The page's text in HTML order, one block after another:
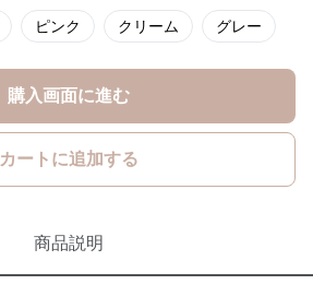
ピンク クリーム グレー
購入画面に進む
カートに追加する
商品説明